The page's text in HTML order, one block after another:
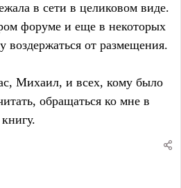
в сети в целиковом виде.
форуме и еще в некоторых
от размещения.
Михаил, и всех, кому было
обращаться ко мне в